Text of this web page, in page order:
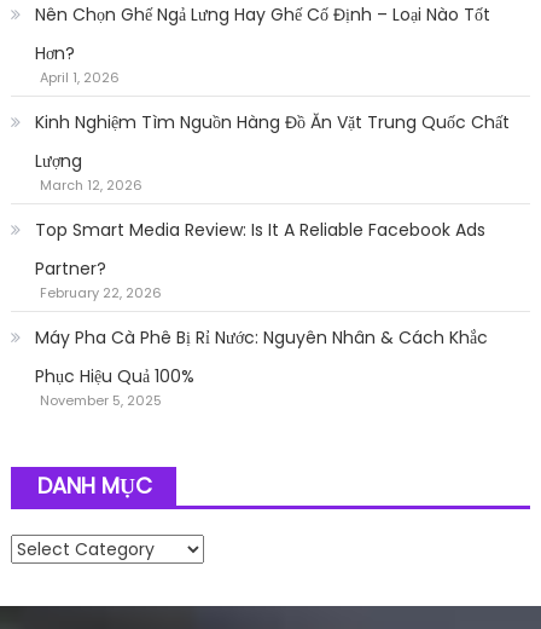
Nên Chọn Ghế Ngả Lưng Hay Ghế Cố Định – Loại Nào Tốt
Hơn?
April 1, 2026
Kinh Nghiệm Tìm Nguồn Hàng Đồ Ăn Vặt Trung Quốc Chất
Lượng
March 12, 2026
Top Smart Media Review: Is It A Reliable Facebook Ads
Partner?
February 22, 2026
Máy Pha Cà Phê Bị Rỉ Nước: Nguyên Nhân & Cách Khắc
Phục Hiệu Quả 100%
November 5, 2025
DANH MỤC
Danh mục